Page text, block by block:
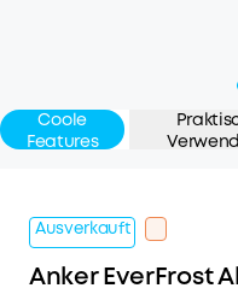
Coole
Features
Ausverkauft
Anker EverFrost